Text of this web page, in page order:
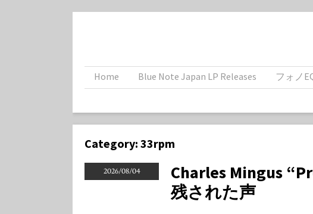
Home Blue Note Japan LP Releases フォノ
Category: 33rpm
2026/08/04
Charles Mingus
残された声